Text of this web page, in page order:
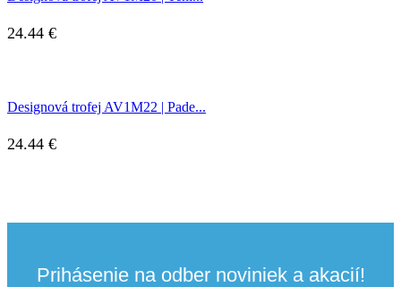
24.44 €
Designová trofej AV1M22 | Pade...
24.44 €
Prihásenie na odber noviniek a akacií!